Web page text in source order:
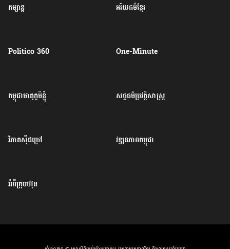
កម្សាន្ត អរិយធម៌ខ្មែរ
Politico 360 One-Minute
កម្ពុជាមាតុភូមិខ្ញុំ សច្ចធម៌ប្រវត្តិសាស្ត្រ
វិភាគសុីជម្រៅ វឌ្ឍនភាពកម្ពុជា
អំពីក្រុមហ៊ុន